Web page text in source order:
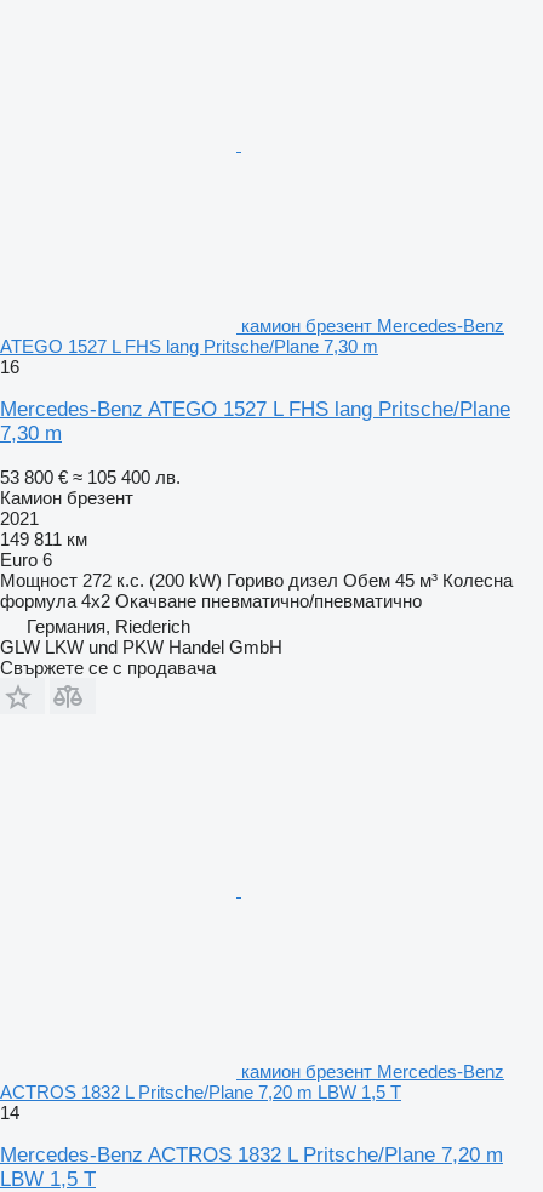
камион брезент Mercedes-Benz
ATEGO 1527 L FHS lang Pritsche/Plane 7,30 m
16
Mercedes-Benz ATEGO 1527 L FHS lang Pritsche/Plane
7,30 m
53 800 € ≈ 105 400 лв.
Камион брезент
2021
149 811 км
Euro 6
Мощност 272 к.с. (200 kW) Гориво дизел Обем 45 м³ Колесна
формула 4x2 Окачване пневматично/пневматично
Германия, Riederich
GLW LKW und PKW Handel GmbH
Свържете се с продавача
камион брезент Mercedes-Benz
ACTROS 1832 L Pritsche/Plane 7,20 m LBW 1,5 T
14
Mercedes-Benz ACTROS 1832 L Pritsche/Plane 7,20 m
LBW 1,5 T